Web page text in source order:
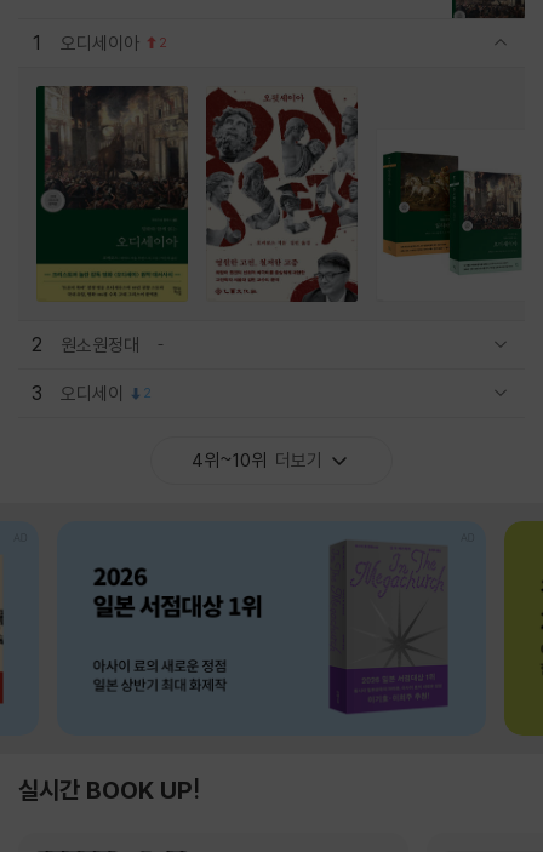
1 오디세이아 2
2 원소원정대
3 오디세이 2
4위~10위 더보기
실시간 BOOK UP!